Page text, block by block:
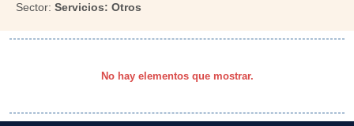
Sector: Servicios: Otros
No hay elementos que mostrar.